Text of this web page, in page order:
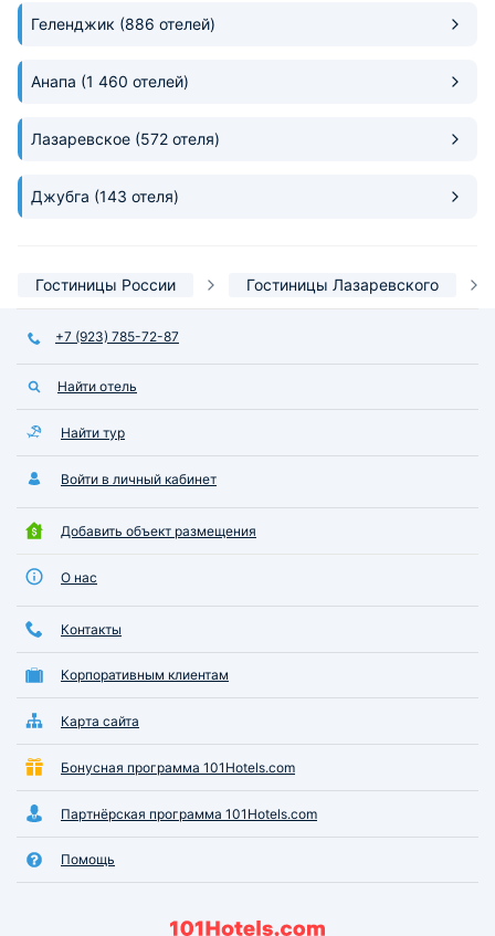
и
Геленджик (886 отелей)
Анапа (1 460 отелей)
Лазаревское (572 отеля)
Джубга (143 отеля)
Гостиницы России Гостиницы Лазаревского
+7 (923) 785-72-87
Найти отель
Найти тур
Войти в личный кабинет
Добавить объект размещения
О нас
Контакты
Корпоративным клиентам
Карта сайта
Бонусная программа 101Hotels.com
Партнёрская программа 101Hotels.com
Помощь